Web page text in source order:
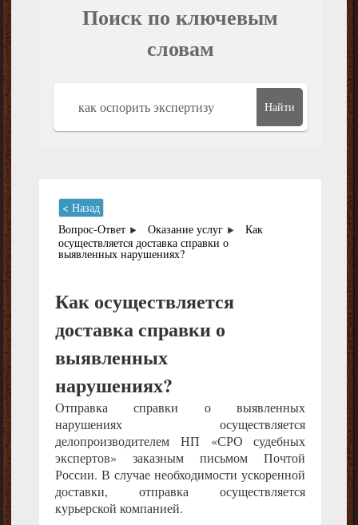
Поиск по ключевым
словам
Найти
< Назад
Вопрос-Ответ
Оказание услуг
Как
осуществляется доставка справки о
выявленных нарушениях?
Как осуществляется
доставка справки о
выявленных
нарушениях?
Отправка справки о выявленных
нарушениях осуществляется
делопроизводителем НП «СРО судебных
экспертов» заказным письмом Почтой
России. В случае необходимости ускоренной
доставки, отправка осуществляется
курьерской компанией.